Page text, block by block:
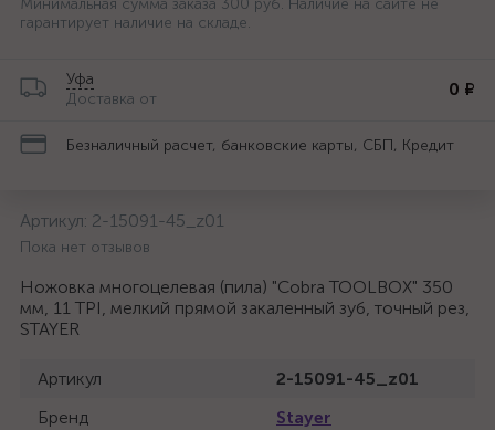
Минимальная сумма заказа 300 руб. Наличие на сайте не
гарантирует наличие на складе.
Уфа
Доставка от
0 ₽
Безналичный расчет, банковские карты, СБП, Кредит
Артикул: 2-15091-45_z01
Пока нет отзывов
Ножовка многоцелевая (пила) "Cobra TOOLBOX" 350
мм, 11 TPI, мелкий прямой закаленный зуб, точный рез,
STAYER
Артикул
2-15091-45_z01
Бренд
Stayer